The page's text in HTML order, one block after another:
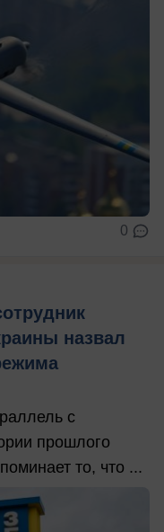
0
назвал
с
прошлого
то, что ...